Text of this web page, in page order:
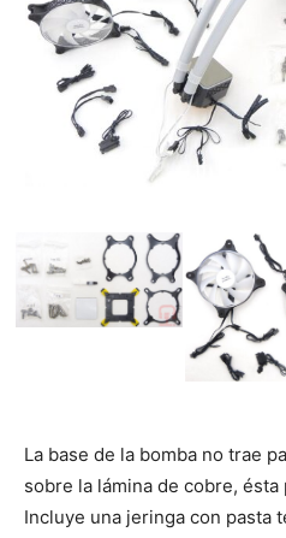
La base de la bomba no trae
sobre la lámina de cobre,
Incluye una jeringa con pasta